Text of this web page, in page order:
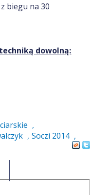
biegu na 30
dowolną:
,
, Soczi 2014 ,